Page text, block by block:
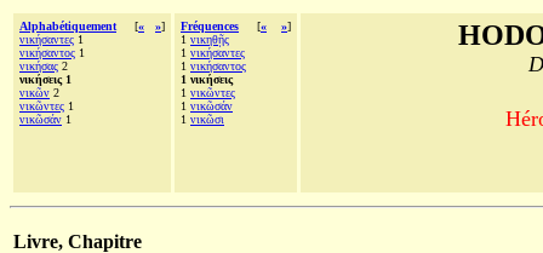
Alphabétiquement [« »]
νικήσαντες 1
νικήσαντος 1
νικήσας 2
νικήσεις 1
νικῶν 2
νικῶντες 1
νικῶσάν 1
Fréquences [« »]
1 νικηθῇς
1 νικήσαντες
1 νικήσαντος
1 νικήσεις
1 νικῶντες
1 νικῶσάν
1 νικῶσι
Livre, Chapitre